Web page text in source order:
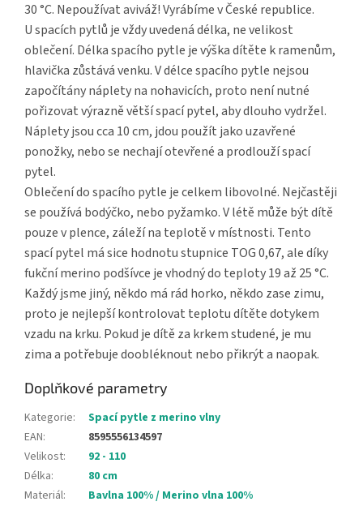
30 °C. Nepoužívat aviváž! Vyrábíme v České republice.
U spacích pytlů je vždy uvedená délka, ne velikost
oblečení. Délka spacího pytle je výška dítěte k ramenům,
hlavička zůstává venku. V délce spacího pytle nejsou
započítány náplety na nohavicích, proto není nutné
pořizovat výrazně větší spací pytel, aby dlouho vydržel.
Náplety jsou cca 10 cm, jdou použít jako uzavřené
ponožky, nebo se nechají otevřené a prodlouží spací
pytel.
Oblečení do spacího pytle je celkem libovolné. Nejčastěji
se používá bodýčko, nebo pyžamko. V létě může být dítě
pouze v plence, záleží na teplotě v místnosti. Tento
spací pytel má sice hodnotu stupnice TOG 0,67, ale díky
fukční merino podšívce je vhodný do teploty 19 až 25 °C.
Každý jsme jiný, někdo má rád horko, někdo zase zimu,
proto je nejlepší kontrolovat teplotu dítěte dotykem
vzadu na krku. Pokud je dítě za krkem studené, je mu
zima a potřebuje doobléknout nebo přikrýt a naopak.
Doplňkové parametry
Kategorie:
Spací pytle z merino vlny
EAN:
8595556134597
Velikost:
92 - 110
Délka:
80 cm
Materiál:
Bavlna 100% / Merino vlna 100%